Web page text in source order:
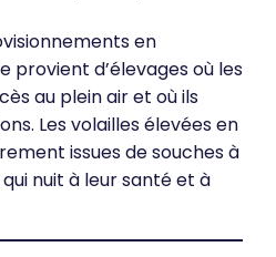
en
provient d’élevages où les
au plein air et où ils
Les volailles élevées en
issues de souches à
nuit à leur santé et à